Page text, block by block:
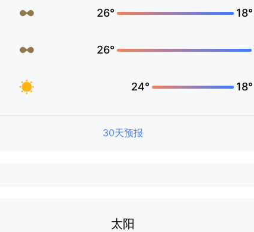
26° 18°
26°
24° 18°
30天预报
太阳